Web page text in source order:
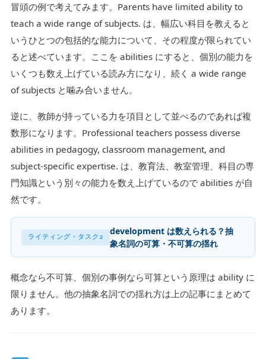
冒頭の例で考えてみます。Parents have limited ability to
teach a wide range of subjects. は、幅広い科目を教えると
いうひとつの包括的な能力について、その程度が限られてい
ると述べています。ここを abilities にすると、個別の能力を
いくつも数え上げている読み方になり、続く a wide range
of subjects と噛み合いません。
逆に、教師が持っている力を項目として並べるのであれば複
数形になります。Professional teachers possess diverse
abilities in pedagogy, classroom management, and
subject-specific expertise. は、教育法、教室管理、科目の専
門知識という別々の能力を数え上げているので abilities が自
然です。
ライティング・タスク2
development は数えられる？抽
象名詞の可算・不可算の揺れ
概念なら不可算、個別の事例なら可算という原理は ability に
限りません。他の抽象名詞での揺れ方は上の記事にまとめて
あります。